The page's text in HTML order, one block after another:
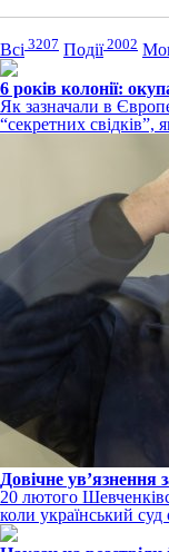
Всі 3207 Події2002
6 років колонії:
Як зазначали в
“секретних свідків”,
Довічне увʼязнення
20 лютого
коли український суд